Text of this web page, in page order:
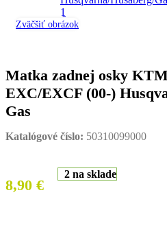
Zväčšiť obrázok
Matka zadnej osky
EXC/EXCF (00-)
Gas
Katalógové číslo: 50310099000
8,90 €
2 na sklade